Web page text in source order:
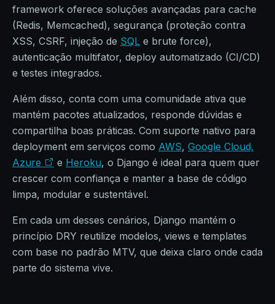
framework oferece soluções avançadas para cache
(Redis, Memcached), segurança (proteção contra
XSS, CSRF, injeção de SQL e brute force),
autenticação multifator, deploy automatizado (CI/CD)
e testes integrados.
Além disso, conta com uma comunidade ativa que
mantém pacotes atualizados, responde dúvidas e
compartilha boas práticas. Com suporte nativo para
deployment em serviços como AWS, Google Cloud,
Azure
e Heroku, o Django é ideal para quem quer
crescer com confiança e manter a base de código
limpa, modular e sustentável.
Em cada um desses cenários, Django mantém o
princípio DRY reutilize modelos, views e templates
com base no padrão MTV, que deixa claro onde cada
parte do sistema vive.